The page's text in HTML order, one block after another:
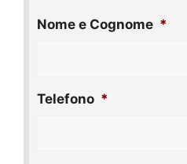
Nome e Cognome *
Telefono *